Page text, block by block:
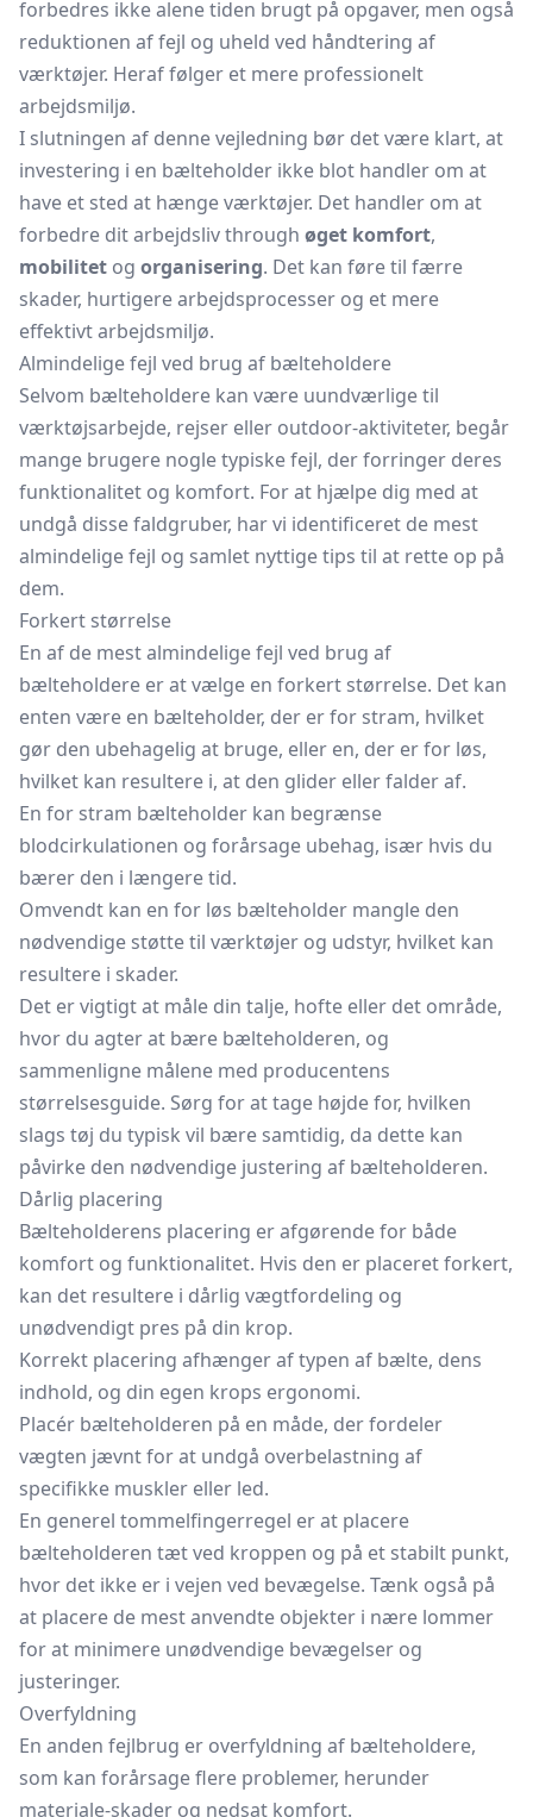
forbedres ikke alene tiden brugt på opgaver, men også
reduktionen af fejl og uheld ved håndtering af
værktøjer. Heraf følger et mere professionelt
arbejdsmiljø.
I slutningen af denne vejledning bør det være klart, at
investering i en bælteholder ikke blot handler om at
have et sted at hænge værktøjer. Det handler om at
forbedre dit arbejdsliv through øget komfort,
mobilitet og organisering. Det kan føre til færre
skader, hurtigere arbejdsprocesser og et mere
effektivt arbejdsmiljø.
Almindelige fejl ved brug af bælteholdere
Selvom bælteholdere kan være uundværlige til
værktøjsarbejde, rejser eller outdoor-aktiviteter, begår
mange brugere nogle typiske fejl, der forringer deres
funktionalitet og komfort. For at hjælpe dig med at
undgå disse faldgruber, har vi identificeret de mest
almindelige fejl og samlet nyttige tips til at rette op på
dem.
Forkert størrelse
En af de mest almindelige fejl ved brug af
bælteholdere er at vælge en forkert størrelse. Det kan
enten være en bælteholder, der er for stram, hvilket
gør den ubehagelig at bruge, eller en, der er for løs,
hvilket kan resultere i, at den glider eller falder af.
En for stram bælteholder kan begrænse
blodcirkulationen og forårsage ubehag, især hvis du
bærer den i længere tid.
Omvendt kan en for løs bælteholder mangle den
nødvendige støtte til værktøjer og udstyr, hvilket kan
resultere i skader.
Det er vigtigt at måle din talje, hofte eller det område,
hvor du agter at bære bælteholderen, og
sammenligne målene med producentens
størrelsesguide. Sørg for at tage højde for, hvilken
slags tøj du typisk vil bære samtidig, da dette kan
påvirke den nødvendige justering af bælteholderen.
Dårlig placering
Bælteholderens placering er afgørende for både
komfort og funktionalitet. Hvis den er placeret forkert,
kan det resultere i dårlig vægtfordeling og
unødvendigt pres på din krop.
Korrekt placering afhænger af typen af bælte, dens
indhold, og din egen krops ergonomi.
Placér bælteholderen på en måde, der fordeler
vægten jævnt for at undgå overbelastning af
specifikke muskler eller led.
En generel tommelfingerregel er at placere
bælteholderen tæt ved kroppen og på et stabilt punkt,
hvor det ikke er i vejen ved bevægelse. Tænk også på
at placere de mest anvendte objekter i nære lommer
for at minimere unødvendige bevægelser og
justeringer.
Overfyldning
En anden fejlbrug er overfyldning af bælteholdere,
som kan forårsage flere problemer, herunder
materiale-skader og nedsat komfort.